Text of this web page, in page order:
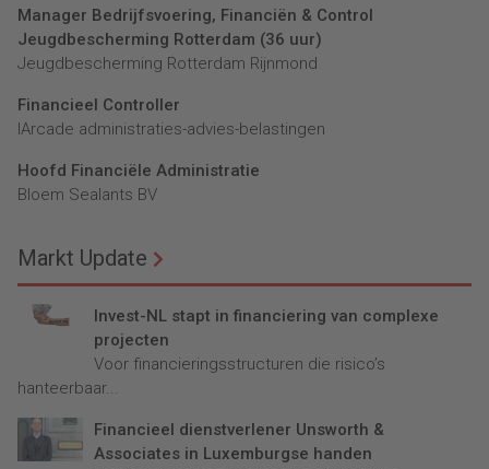
Manager Bedrijfsvoering, Financiën & Control
Jeugdbescherming Rotterdam (36 uur)
Jeugdbescherming Rotterdam Rijnmond
Financieel Controller
lArcade administraties-advies-belastingen
Hoofd Financiële Administratie
Bloem Sealants BV
Markt Update
Invest-NL stapt in financiering van complexe
projecten
Voor financieringsstructuren die risico’s
hanteerbaar...
Financieel dienstverlener Unsworth &
Associates in Luxemburgse handen